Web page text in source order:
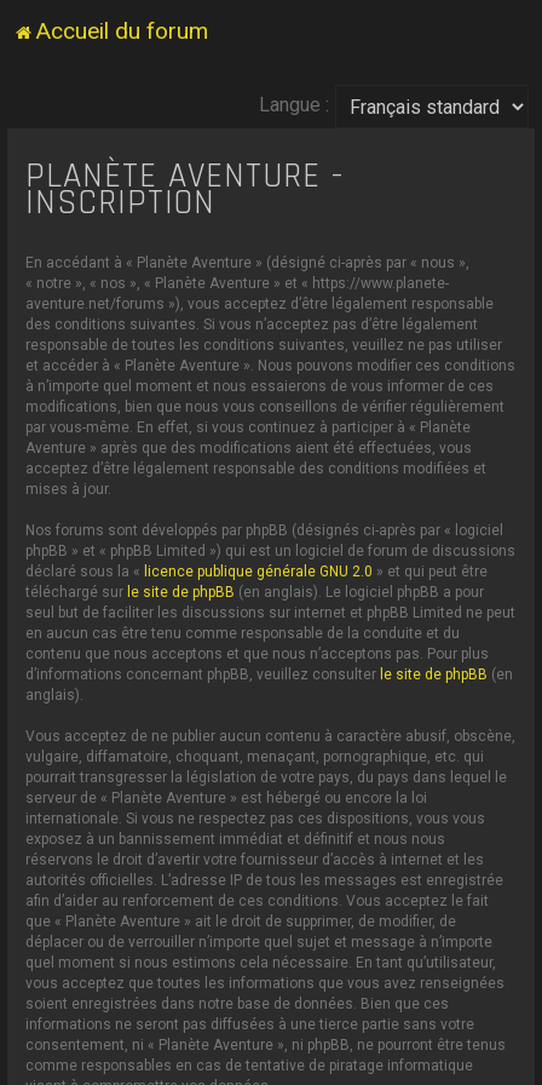
Accueil du forum
Langue :
PLANÈTE AVENTURE -
INSCRIPTION
En accédant à « Planète Aventure » (désigné ci-après par « nous »,
« notre », « nos », « Planète Aventure » et « https://www.planete-
aventure.net/forums »), vous acceptez d’être légalement responsable
des conditions suivantes. Si vous n’acceptez pas d’être légalement
responsable de toutes les conditions suivantes, veuillez ne pas utiliser
et accéder à « Planète Aventure ». Nous pouvons modifier ces conditions
à n’importe quel moment et nous essaierons de vous informer de ces
modifications, bien que nous vous conseillons de vérifier régulièrement
par vous-même. En effet, si vous continuez à participer à « Planète
Aventure » après que des modifications aient été effectuées, vous
acceptez d’être légalement responsable des conditions modifiées et
mises à jour.
Nos forums sont développés par phpBB (désignés ci-après par « logiciel
phpBB » et « phpBB Limited ») qui est un logiciel de forum de discussions
déclaré sous la « licence publique générale GNU 2.0 » et qui peut être
téléchargé sur le site de phpBB (en anglais). Le logiciel phpBB a pour
seul but de faciliter les discussions sur internet et phpBB Limited ne peut
en aucun cas être tenu comme responsable de la conduite et du
contenu que nous acceptons et que nous n’acceptons pas. Pour plus
d’informations concernant phpBB, veuillez consulter le site de phpBB (en
anglais).
Vous acceptez de ne publier aucun contenu à caractère abusif, obscène,
vulgaire, diffamatoire, choquant, menaçant, pornographique, etc. qui
pourrait transgresser la législation de votre pays, du pays dans lequel le
serveur de « Planète Aventure » est hébergé ou encore la loi
internationale. Si vous ne respectez pas ces dispositions, vous vous
exposez à un bannissement immédiat et définitif et nous nous
réservons le droit d’avertir votre fournisseur d’accès à internet et les
autorités officielles. L’adresse IP de tous les messages est enregistrée
afin d’aider au renforcement de ces conditions. Vous acceptez le fait
que « Planète Aventure » ait le droit de supprimer, de modifier, de
déplacer ou de verrouiller n’importe quel sujet et message à n’importe
quel moment si nous estimons cela nécessaire. En tant qu’utilisateur,
vous acceptez que toutes les informations que vous avez renseignées
soient enregistrées dans notre base de données. Bien que ces
informations ne seront pas diffusées à une tierce partie sans votre
consentement, ni « Planète Aventure », ni phpBB, ne pourront être tenus
comme responsables en cas de tentative de piratage informatique